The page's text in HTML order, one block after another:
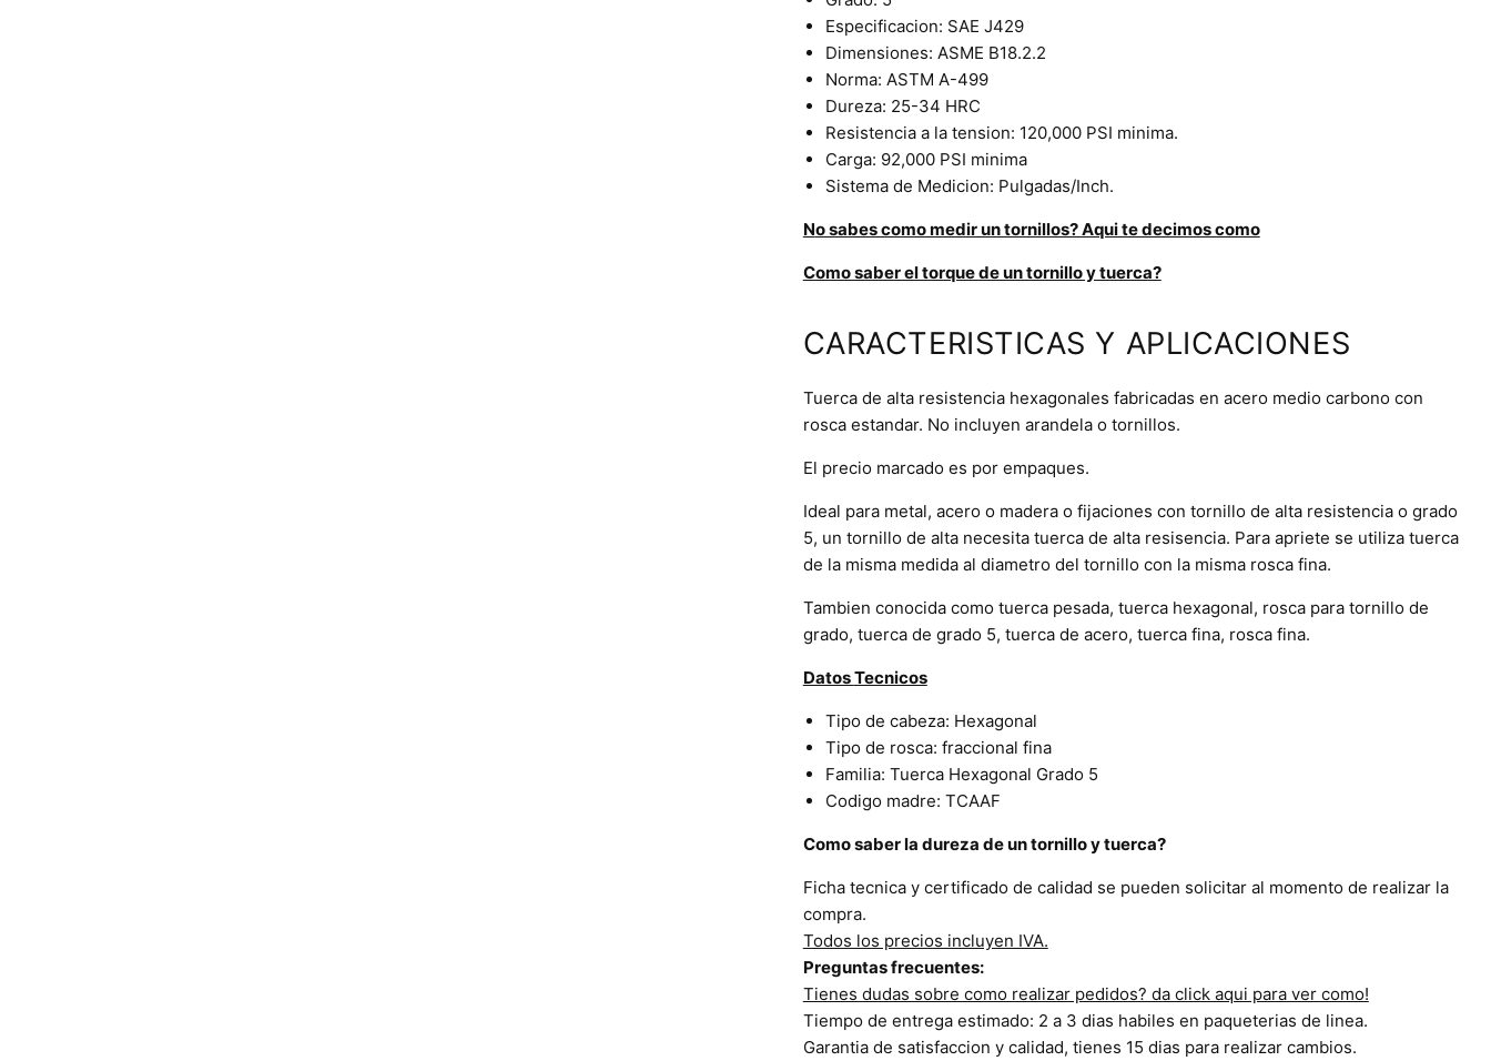
Especificacion: SAE J429
Dimensiones: ASME B18.2.2
Norma: ASTM A-499
Dureza: 25-34 HRC
Resistencia a la tension: 120,000 PSI minima.
Carga: 92,000 PSI minima
Sistema de Medicion: Pulgadas/Inch.
No sabes como medir un tornillos? Aqui te decimos como
Como saber el torque de un tornillo y tuerca?
CARACTERISTICAS Y APLICACIONES
Tuerca de alta resistencia hexagonales fabricadas en acero medio carbono con
rosca estandar. No incluyen arandelao tornillos.
El precio marcado es por empaques.
Ideal para metal, acero o madera o fijaciones con tornillo de alta resistencia o grado
5, un tornillo de alta necesita tuerca de alta resisencia. Para apriete se utiliza tuerca
de la misma medida al diametro del tornillo con la misma rosca fina.
Tambien conocida como tuerca pesada, tuerca hexagonal, rosca para tornillo de
grado, tuerca de grado 5, tuerca de acero, tuerca fina, rosca fina.
DatosTecnicos
Tipo de cabeza: Hexagonal
Tipo de rosca: fraccional fina
Familia: Tuerca Hexagonal Grado 5
Codigo madre: TCAAF
Como saber la dureza de un tornillo y tuerca?
Ficha tecnica y certificado de calidad se pueden solicitar al momento de realizar la
compra.
Todos los precios incluyen IVA.
Preguntas frecuentes:
Tienes dudas sobre como realizar pedidos? da click aqui para ver como!
Tiempo de entrega estimado: 2 a 3 dias habiles en paqueterias de linea.
Garantia de satisfaccion y calidad, tienes 15 dias para realizar cambios.